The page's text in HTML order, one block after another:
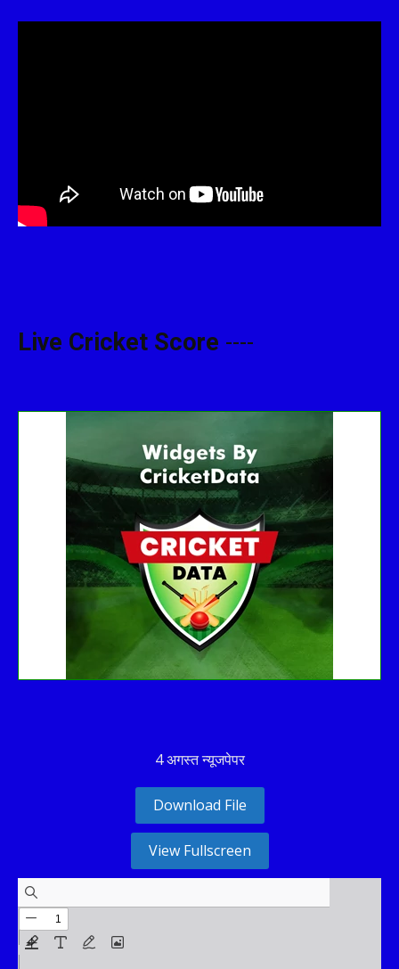
Live Cricket Score ----
No live matches found.
See recent results
See fixtures
4 अगस्त न्यूजपेपर
Download File
View Fullscreen